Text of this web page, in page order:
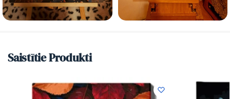
Saistītie Produkti